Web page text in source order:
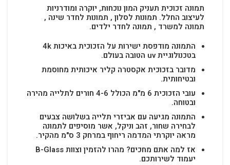
תמונה זכוכית תעניק המון נוכחות, יוקרה ומודרניות
לעיצוב החלל. תמונות לסלון , תמונות לחדר שינה ,
תמונה למשרד , תמונה לחדר ילדים.
התמונה מודפסת ישירות על הזכוכית באיכות 4k
בטכנולוגיית uv הטובה בעולם.
מדובר בזכוכית אקסטרה קליר איכותית מחוסמת
ובטיחותית.
עובי הזכוכית 6 מ"מ הכולל 4-6 חורים לתלייה מהירה
ובטוחה.
התמונה מגיעה עם אביזרי תלייה בשלושה צבעים
לבחירה שחור, זהב וניקל, אשר מוסיפים לתמונה
מראה יוקרתי המדמה ריחוף במרחק 3 ס"מ מהקיר.
אז למה אתם מחכים? מהרו להזמין וצוות B-Glass
יעמוד לשירותכם.